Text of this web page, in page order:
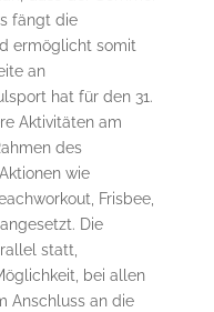
fängt die
ermöglicht somit
an
hat für den 31.
Aktivitäten am
des
wie
Frisbee,
Die
statt,
bei allen
Anschluss an die